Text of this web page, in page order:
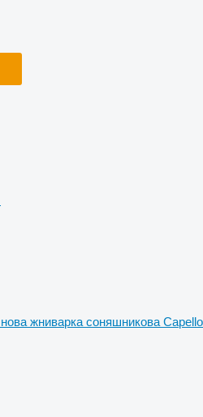
нова жниварка соняшникова Capello